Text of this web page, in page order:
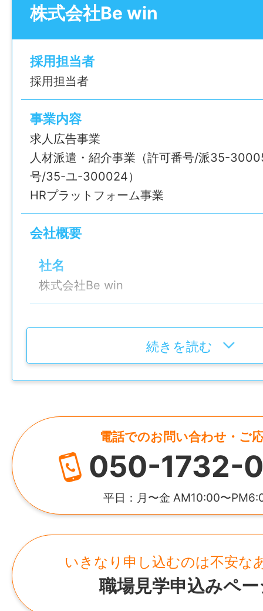
環境です。
チームワークの良い職場なので、困った時
ーが⼊り安⼼。
「⼈間関係で悩みたくない」
そんな⽅にも向いています。
——————
【求める⼈物像】
・丁寧な作業が得意な⽅
・ホテルで働いてみたい⽅
——————
【応募⽅法】
履歴書不要！WEB・電話どちらでも応募OK
●40〜60代のスタッフ多数活躍中！
●落ち着いた環境で黙々と作業できる
●残業少なめで予定が⽴てやすい
●基本週休2日制・1日5時間勤務で⽣活リ
●無料駐⾞場あり／⾞、バイク通勤OK
●制服貸与ありで準備の負担なし
仕事内容変更の可能性：なし
株式会社Be win
採用担当者
採用担当者
事業内容
求人広告事業
人材派遣・紹介事業（許可番号/派35-
号/35-ユ-300024）
HRプラットフォーム事業
会社概要
社名
株式会社Be win
代表者
2,000万円
福岡県福岡市中央区天神2-3-36 404号
・福岡営業所
福岡県福岡市中央区天神2-3-36 404号
続きを読む
電話でのお問い合わせ・ご
050-1732-
平日：月〜金 AM10:00〜
いきなり申し込むのは不安な
職場見学申込みペ